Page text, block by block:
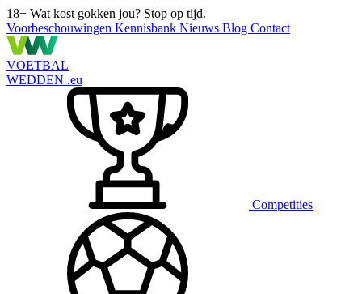
18+ Wat kost gokken jou? Stop op tijd.
Voorbeschouwingen Kennisbank Nieuws Blog Contact
VOETBAL
WEDDEN .eu
Competities